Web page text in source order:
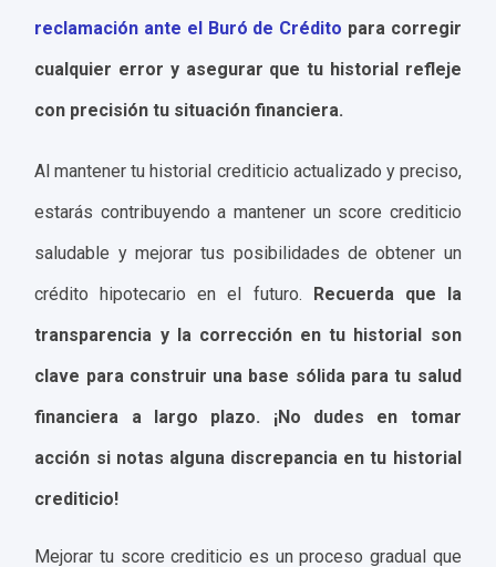
reclamación ante el Buró de Crédito para corregir
cualquier error y asegurar que tu historial refleje
con precisión tu situación financiera.
Al mantener tu historial crediticio actualizado y preciso,
estarás contribuyendo a mantener un score crediticio
saludable y mejorar tus posibilidades de obtener un
crédito hipotecario en el futuro. Recuerda que la
transparencia y la corrección en tu historial son
clave para construir una base sólida para tu salud
financiera a largo plazo. ¡No dudes en tomar
acción si notas alguna discrepancia en tu historial
crediticio!
Mejorar tu score crediticio es un proceso gradual que